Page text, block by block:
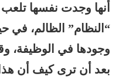
أنها وجدت نفسها
“النظام” الظالم، في
وجودها في الوظيفة،
بعد أن ترى كيف أن هذا